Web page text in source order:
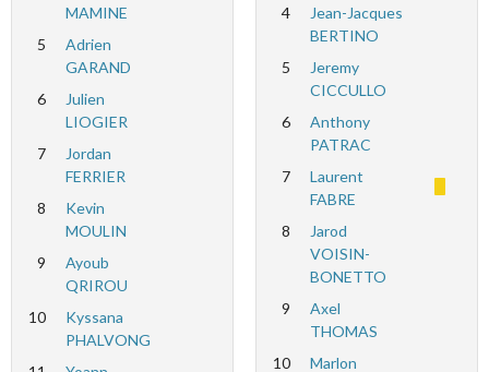
MAMINE
5
Adrien
GARAND
6
Julien
LIOGIER
7
Jordan
FERRIER
8
Kevin
MOULIN
9
Ayoub
QRIROU
10
Kyssana
PHALVONG
4
Jean-Jacques
BERTINO
5
Jeremy
CICCULLO
6
Anthony
PATRAC
7
Laurent
FABRE
8
Jarod
VOISIN-
BONETTO
9
Axel
THOMAS
10
Marlon